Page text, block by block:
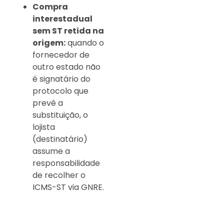
Compra
interestadual
sem ST retida na
origem:quando o
fornecedor de
outro estado não
é signatário do
protocolo que
prevê a
substituição, o
lojista
(destinatário)
assume a
responsabilidade
de recolher o
ICMS-ST via GNRE.